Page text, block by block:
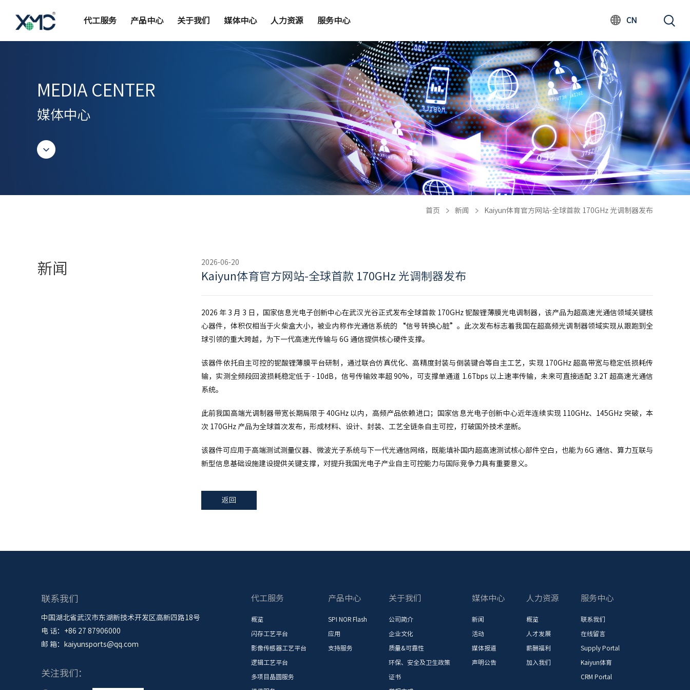
代工服务 产品中心 关于我们 媒体中心 人力资源 服务中心 CN
MEDIA CENTER
媒体中心
首页 新闻 Kaiyun体育官方网站-全球首款 170GHz 光调制器发布
新闻 2026-06-20
Kaiyun体育官方网站-全球首款 170GHz 光调制器发布
2026 年 3 月 3 日，国家信息光电子创新中心在武汉光谷正式发布全球首款 170GHz 铌酸锂薄膜光电调制器，该产品为超高速光通信领域关键核
心器件，体积仅相当于火柴盒大小，被业内称作光通信系统的 “信号转换心脏”。此次发布标志着我国在超高频光调制器领域实现从跟跑到全
球引领的重大跨越，为下一代高速光传输与 6G 通信提供核心硬件支撑。
该器件依托自主可控的铌酸锂薄膜平台研制，通过联合仿真优化、高精度封装与倒装键合等自主工艺，实现 170GHz 超高带宽与稳定低损耗传
输，实测全频段回波损耗稳定低于 - 10dB，信号传输效率超 90%，可支撑单通道 1.6Tbps 以上速率传输，未来可直接适配 3.2T 超高速光通信
系统。
此前我国高端光调制器带宽长期局限于 40GHz 以内，高频产品依赖进口；国家信息光电子创新中心近年连续实现 110GHz、145GHz 突破，本
次 170GHz 产品为全球首次发布，形成材料、设计、封装、工艺全链条自主可控，打破国外技术垄断。
该器件可应用于高端测试测量仪器、微波光子系统与下一代光通信网络，既能填补国内超高速测试核心部件空白，也能为 6G 通信、算力互联与
新型信息基础设施建设提供关键支撑，对提升我国光电子产业自主可控能力与国际竞争力具有重要意义。
返回
联系我们
中国湖北省武汉市东湖新技术开发区高新四路18号
电 话：+86 27 87906000
邮 箱：kaiyunsports@qq.com
关注我们：
代工服务
概览
闪存工艺平台
影像传感器工艺平台
逻辑工艺平台
多项目晶圆服务
产品中心
SPI NOR Flash
应用
支持服务
关于我们
公司简介
企业文化
质量&可靠性
环保、安全及卫生政策
证书
媒体中心
新闻
活动
媒体报道
声明公告
人力资源
概览
人才发展
薪酬福利
加入我们
服务中心
联系我们
在线留言
Supply Portal
Kaiyun体育
CRM Portal